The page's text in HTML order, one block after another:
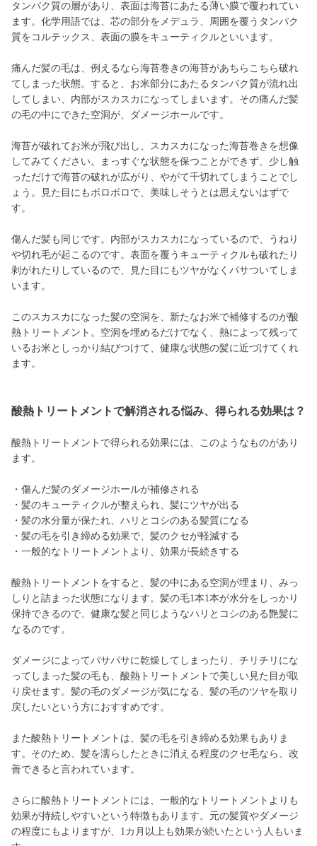
タンパク質の層があり、表面は海苔にあたる薄い膜で覆われてい
ます。化学用語では、芯の部分をメデュラ、周囲を覆うタンパク
質をコルテックス、表面の膜をキューティクルといいます。
痛んだ髪の毛は、例えるなら海苔巻きの海苔があちらこちら破れ
てしまった状態。すると、お米部分にあたるタンパク質が流れ出
してしまい、内部がスカスカになってしまいます。その痛んだ髪
の毛の中にできた空洞が、ダメージホールです。
海苔が破れてお米が飛び出し、スカスカになった海苔巻きを想像
してみてください。まっすぐな状態を保つことができず、少し触
っただけで海苔の破れが広がり、やがて千切れてしまうことでし
ょう。見た目にもボロボロで、美味しそうとは思えないはずで
す。
傷んだ髪も同じです。内部がスカスカになっているので、うねり
や切れ毛が起こるのです。表面を覆うキューティクルも破れたり
剥がれたりしているので、見た目にもツヤがなくパサついてしま
います。
このスカスカになった髪の空洞を、新たなお米で補修するのが酸
熱トリートメント。空洞を埋めるだけでなく、熱によって残って
いるお米としっかり結びつけて、健康な状態の髪に近づけてくれ
ます。
酸熱トリートメントで解消される悩み、得られる効果は？
酸熱トリートメントで得られる効果には、このようなものがあり
ます。
・傷んだ髪のダメージホールが補修される
・髪のキューティクルが整えられ、髪にツヤが出る
・髪の水分量が保たれ、ハリとコシのある髪質になる
・髪の毛を引き締める効果で、髪のクセが軽減する
・一般的なトリートメントより、効果が長続きする
酸熱トリートメントをすると、髪の中にある空洞が埋まり、みっ
しりと詰まった状態になります。髪の毛1本1本が水分をしっかり
保持できるので、健康な髪と同じようなハリとコシのある艶髪に
なるのです。
ダメージによってパサパサに乾燥してしまったり、チリチリにな
ってしまった髪の毛も、酸熱トリートメントで美しい見た目が取
り戻せます。髪の毛のダメージが気になる、髪の毛のツヤを取り
戻したいという方におすすめです。
また酸熱トリートメントは、髪の毛を引き締める効果もありま
す。そのため、髪を濡らしたときに消える程度のクセ毛なら、改
善できると言われています。
さらに酸熱トリートメントには、一般的なトリートメントよりも
効果が持続しやすいという特徴もあります。元の髪質やダメージ
の程度にもよりますが、1カ月以上も効果が続いたという人もいま